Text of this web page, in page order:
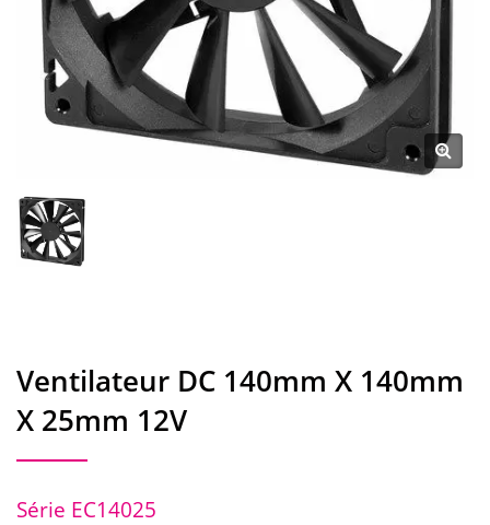
Ventilateur DC 140mm X 140mm
X 25mm 12V
Série EC14025